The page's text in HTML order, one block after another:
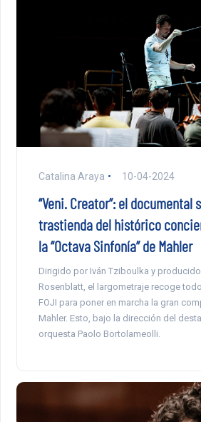
Catalina Araya 10-04-2024
“Veni. Creator”: el documental
trastienda del histórico
la “Octava Sinfonía” de Mahler
Dirigido por Iván Tziboulka y
Rosenblatt, el largometraje recoge
FOJI para poner en marcha la gran
Mahler. Esto, bajo la dirección del
orquesta Paolo Bortolameolli.